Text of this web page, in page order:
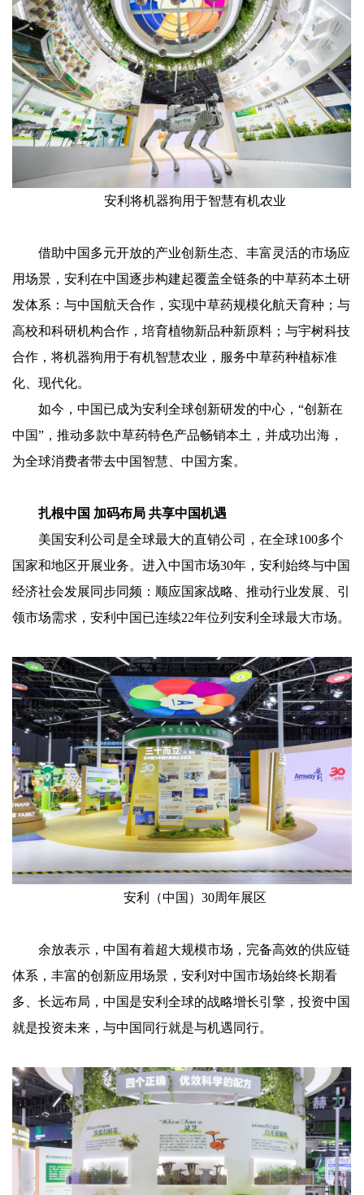
安利将机器狗用于智慧有机农业
借助中国多元开放的产业创新生态、丰富灵活的市场应
用场景，安利在中国逐步构建起覆盖全链条的中草药本土研
发体系：与中国航天合作，实现中草药规模化航天育种；与
高校和科研机构合作，培育植物新品种新原料；与宇树科技
合作，将机器狗用于有机智慧农业，服务中草药种植标准
化、现代化。
如今，中国已成为安利全球创新研发的中心，“创新在
中国”，推动多款中草药特色产品畅销本土，并成功出海，
为全球消费者带去中国智慧、中国方案。
扎根中国 加码布局 共享中国机遇
美国安利公司是全球最大的直销公司，在全球100多个
国家和地区开展业务。进入中国市场30年，安利始终与中国
经济社会发展同步同频：顺应国家战略、推动行业发展、引
领市场需求，安利中国已连续22年位列安利全球最大市场。
安利（中国）30周年展区
余放表示，中国有着超大规模市场，完备高效的供应链
体系，丰富的创新应用场景，安利对中国市场始终长期看
多、长远布局，中国是安利全球的战略增长引擎，投资中国
就是投资未来，与中国同行就是与机遇同行。